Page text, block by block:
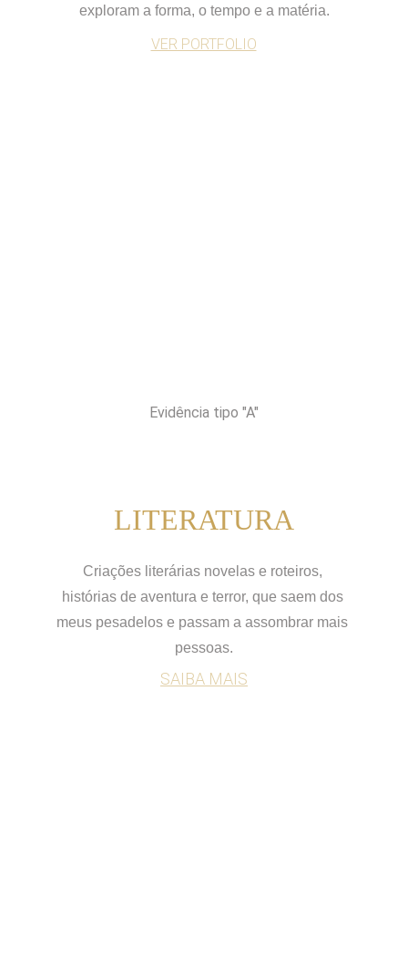
exploram a forma, o tempo e a matéria.
VER PORTFOLIO
Evidência tipo "A"
LITERATURA
Criações literárias novelas e roteiros,
histórias de aventura e terror, que saem dos
meus pesadelos e passam a assombrar mais
pessoas.
SAIBA MAIS